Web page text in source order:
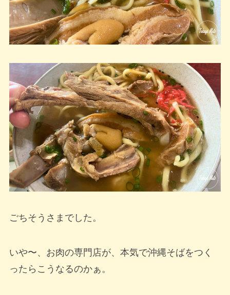
ごちそうさまでした。
いや〜、お肉の専門店が、本気で沖縄そばをつく
ったらこうなるのかぁ。